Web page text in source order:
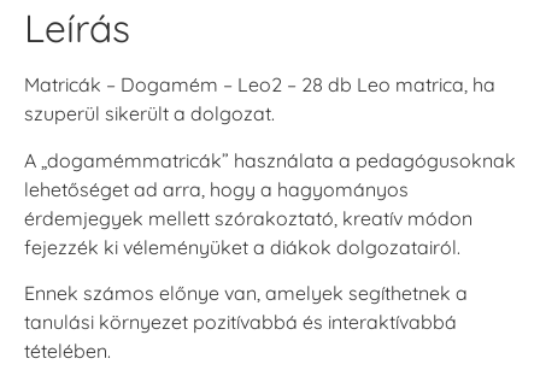
Leírás
Matricák – Dogamém – Leo2 – 28 db Leo matrica, ha
szuperül sikerült a dolgozat.
A „dogamémmatricák” használata a pedagógusoknak
lehetőséget ad arra, hogy a hagyományos
érdemjegyek mellett szórakoztató, kreatív módon
fejezzék ki véleményüket a diákok dolgozatairól.
Ennek számos előnye van, amelyek segíthetnek a
tanulási környezet pozitívabbá és interaktívabbá
tételében.